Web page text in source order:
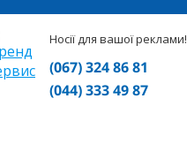
Носії для вашої реклами!
(067) 324 86 81
(044) 333 49 87